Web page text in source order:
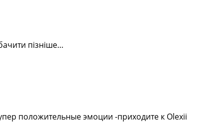
пізніше…
положительные эмоции -приходите к Olexii